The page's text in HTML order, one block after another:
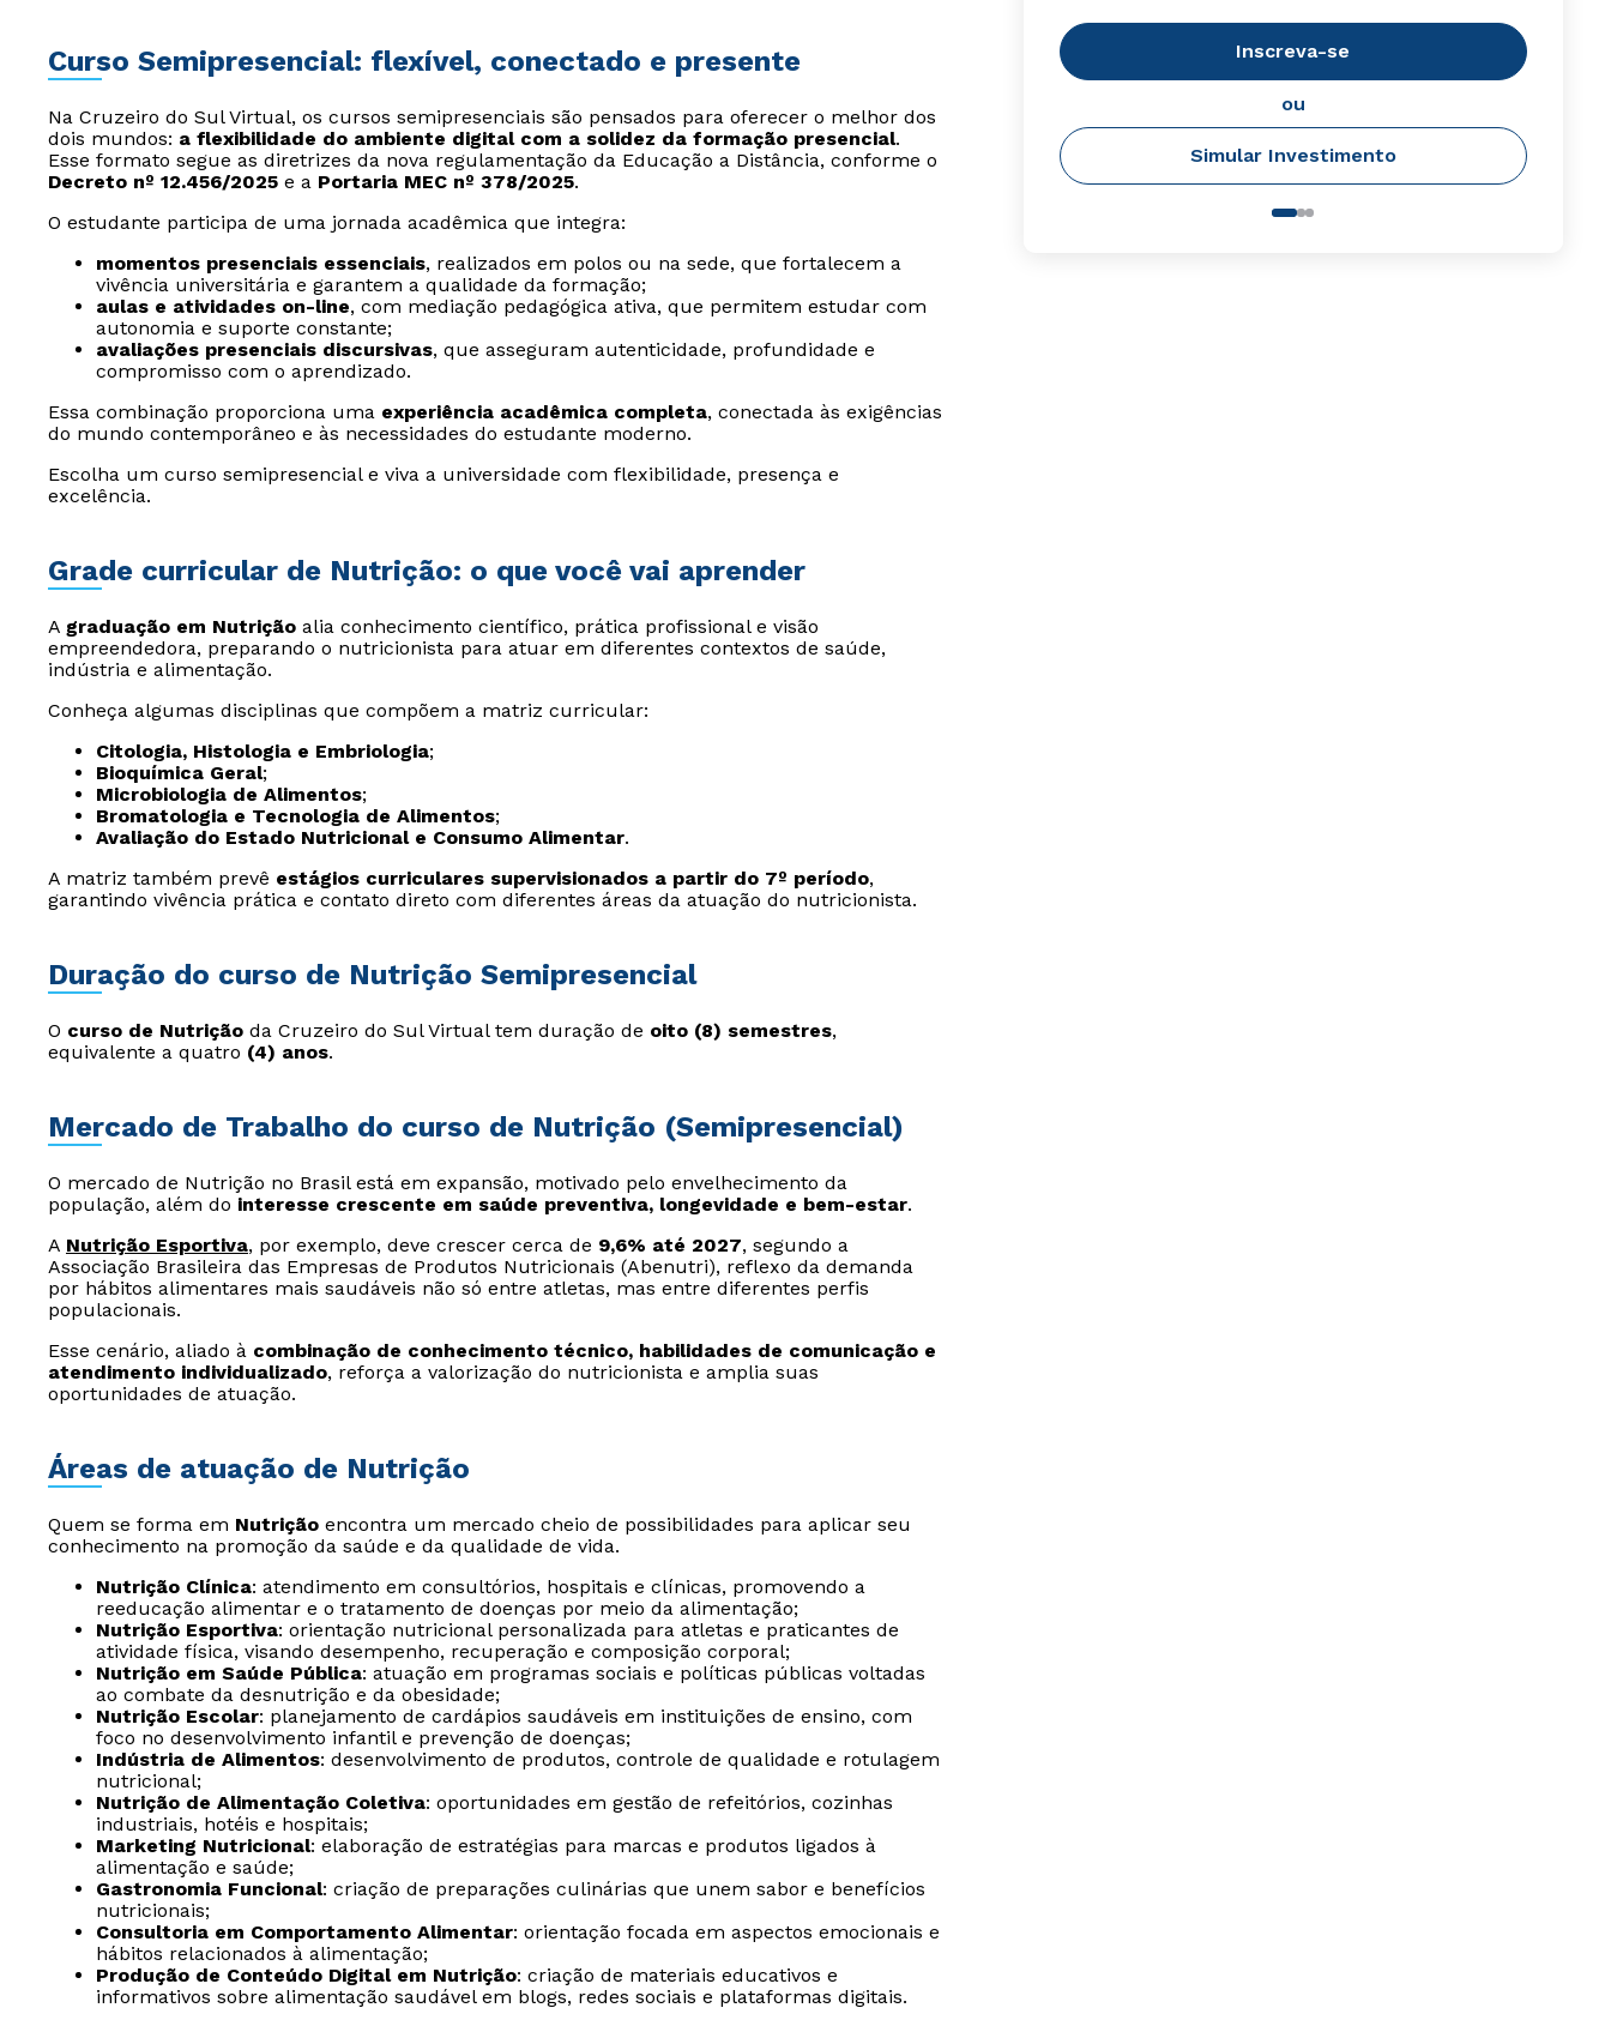
Curso Semipresencial: flexível, conectado e presente
Na Cruzeiro do Sul Virtual, os cursos semipresenciais são pensados para oferecer o melhor dos
dois mundos: a flexibilidade do ambiente digital com a solidez da formação presencial.
Esse formato segue as diretrizes da nova regulamentação da Educação a Distância, conforme o
Decreto nº 12.456/2025 e a Portaria MEC nº 378/2025.
O estudante participa de uma jornada acadêmica que integra:
momentos presenciais essenciais, realizados em polos ou na sede, que fortalecem a
vivência universitária e garantem a qualidade da formação;
aulas e atividades on-line, com mediação pedagógica ativa, que permitem estudar com
autonomia e suporte constante;
avaliações presenciais discursivas, que asseguram autenticidade, profundidade e
compromisso com o aprendizado.
Essa combinação proporciona uma experiência acadêmica completa, conectada às exigências
do mundo contemporâneo e às necessidades do estudante moderno.
Escolha um curso semipresencial e viva a universidade com flexibilidade, presença e
excelência.
Grade curricular de Nutrição: o que você vai aprender
A graduação em Nutrição alia conhecimento científico, prática profissional e visão
empreendedora, preparando o nutricionista para atuar em diferentes contextos de saúde,
indústria e alimentação.
Conheça algumas disciplinas que compõem a matriz curricular:
Citologia, Histologia e Embriologia;
Bioquímica Geral;
Microbiologia de Alimentos;
Bromatologia e Tecnologia de Alimentos;
Avaliação do Estado Nutricional e Consumo Alimentar.
A matriz também prevê estágios curriculares supervisionados a partir do 7º período,
garantindo vivência prática e contato direto com diferentes áreas da atuação do nutricionista.
Duração do curso de Nutrição Semipresencial
O curso de Nutrição da Cruzeiro do Sul Virtual tem duração de oito (8) semestres,
equivalente a quatro (4) anos.
Mercado de Trabalho do curso de Nutrição (Semipresencial)
O mercado de Nutrição no Brasil está em expansão, motivado pelo envelhecimento da
população, além do interesse crescente em saúde preventiva, longevidade e bem-estar.
A Nutrição Esportiva, por exemplo, deve crescer cerca de 9,6% até 2027, segundo a
Associação Brasileira das Empresas de Produtos Nutricionais (Abenutri), reflexo da demanda
por hábitos alimentares mais saudáveis não só entre atletas, mas entre diferentes perfis
populacionais.
Esse cenário, aliado à combinação de conhecimento técnico, habilidades de comunicação e
atendimento individualizado, reforça a valorização do nutricionista e amplia suas
oportunidades de atuação.
Áreas de atuação de Nutrição
Quem se forma em Nutrição encontra um mercado cheio de possibilidades para aplicar seu
conhecimento na promoção da saúde e da qualidade de vida.
Nutrição Clínica: atendimento em consultórios, hospitais e clínicas, promovendo a
reeducação alimentar e o tratamento de doenças por meio da alimentação;
Nutrição Esportiva: orientação nutricional personalizada para atletas e praticantes de
atividade física, visando desempenho, recuperação e composição corporal;
Nutrição em Saúde Pública: atuação em programas sociais e políticas públicas voltadas
ao combate da desnutrição e da obesidade;
Nutrição Escolar: planejamento de cardápios saudáveis em instituições de ensino, com
foco no desenvolvimento infantil e prevenção de doenças;
Indústria de Alimentos: desenvolvimento de produtos, controle de qualidade e rotulagem
nutricional;
Nutrição de Alimentação Coletiva: oportunidades em gestão de refeitórios, cozinhas
industriais, hotéis e hospitais;
Marketing Nutricional: elaboração de estratégias para marcas e produtos ligados à
alimentação e saúde;
Gastronomia Funcional: criação de preparações culinárias que unem sabor e benefícios
nutricionais;
Consultoria em Comportamento Alimentar: orientação focada em aspectos emocionais e
hábitos relacionados à alimentação;
Produção de Conteúdo Digital em Nutrição: criação de materiais educativos e
informativos sobre alimentação saudável em blogs, redes sociais e plataformas digitais.
Inscreva-se
ou
Simular Investimento
Rápido e fácil
WhatsApp
Estou de acordo com a Política de Privacidade.
autorizo que meus dados sejam utilizados para o
envio de conteúdos da Cruzeiro do Sul.
Rápido e fácil
WhatsApp
Estou de acordo com a Política de Privacidade.
autorizo que meus dados sejam utilizados para o
envio de conteúdos da Cruzeiro do Sul.